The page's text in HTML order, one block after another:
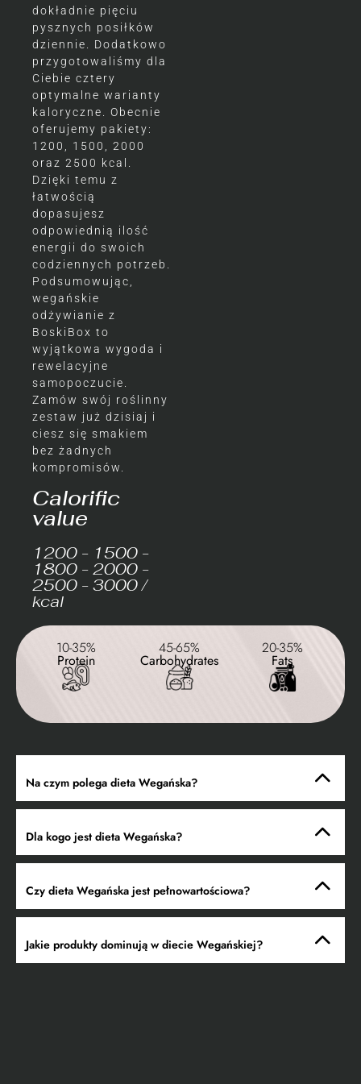
dokładnie pięciu
pysznych posiłków
dziennie. Dodatkowo
przygotowaliśmy dla
Ciebie cztery
optymalne warianty
kaloryczne. Obecnie
oferujemy pakiety:
1200, 1500, 2000
oraz 2500 kcal.
Dzięki temu z
łatwością
dopasujesz
odpowiednią ilość
energii do swoich
codziennych potrzeb.
Podsumowując,
wegańskie
odżywianie z
BoskiBox to
wyjątkowa wygoda i
rewelacyjne
samopoczucie.
Zamów swój roślinny
zestaw już dzisiaj i
ciesz się smakiem
bez żadnych
kompromisów.
Calorific
value
1200 - 1500 -
1800 - 2000 -
2500 - 3000 /
kcal
10-35%
Protein
45-65%
Carbohydrates
20-35%
Fats
Na czym polega dieta Wegańska?
Dla kogo jest dieta Wegańska?
Czy dieta Wegańska jest pełnowartościowa?
Jakie produkty dominują w diecie Wegańskiej?